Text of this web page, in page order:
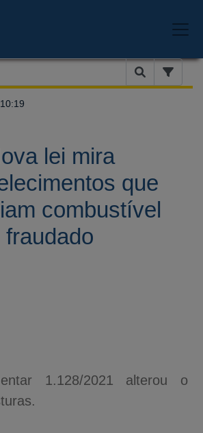
lei mira
que
combustível
fraudado
1.128/2021 alterou o